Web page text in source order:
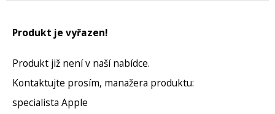
Produkt je vyřazen!
Produkt již není v naší nabídce.
Kontaktujte prosím, manažera produktu:
specialista Apple